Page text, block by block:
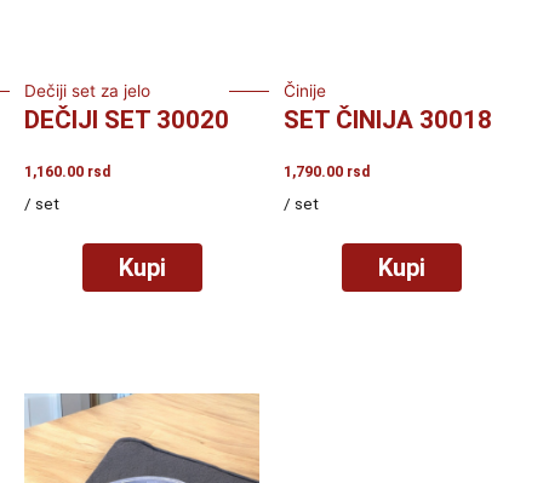
Dečiji set za jelo
DEČIJI SET 30020
1,160.00 rsd
/ set
Kupi
Činije
SET ČINIJA 30018
1,790.00 rsd
/ set
Kupi